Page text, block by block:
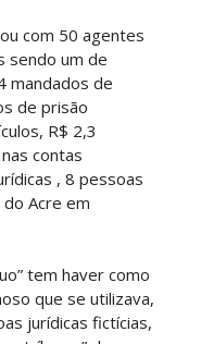
com 50 agentes
sendo um de
mandados de
de prisão
R$ 2,3
contas
, 8 pessoas
Acre em
tem haver como
que se utilizava,
jurídicas fictícias,